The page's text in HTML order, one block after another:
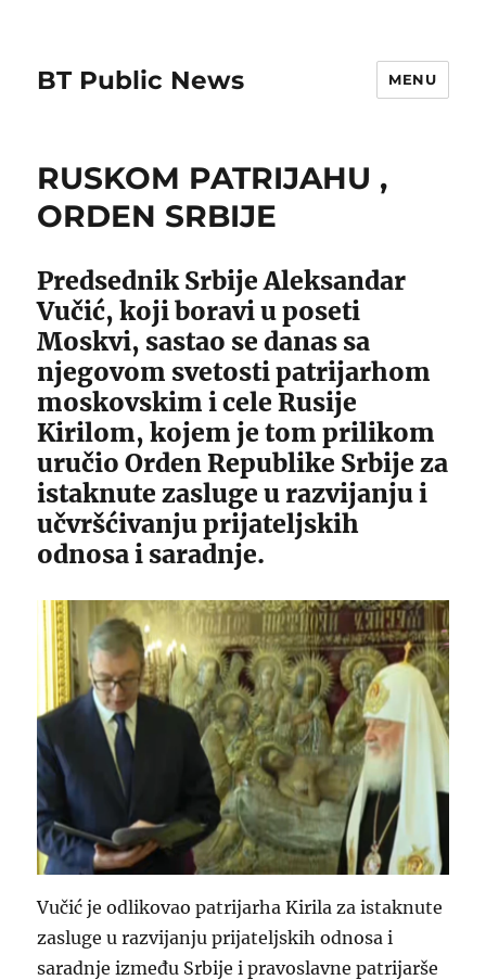
BT Public News MENU
RUSKOM PATRIJAHU ,
ORDEN SRBIJE
Predsednik Srbije Aleksandar
Vučić, koji boravi u poseti
Moskvi, sastao se danas sa
njegovom svetosti patrijarhom
moskovskim i cele Rusije
Kirilom, kojem je tom prilikom
uručio Orden Republike Srbije za
istaknute zasluge u razvijanju i
učvršćivanju prijateljskih
odnosa i saradnje.
Vučić je odlikovao patrijarha Kirila za istaknute
zasluge u razvijanju prijateljskih odnosa i
saradnje između Srbije i pravoslavne patrijarše